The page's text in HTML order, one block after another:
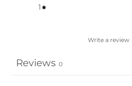
1
Write a review
Reviews 0